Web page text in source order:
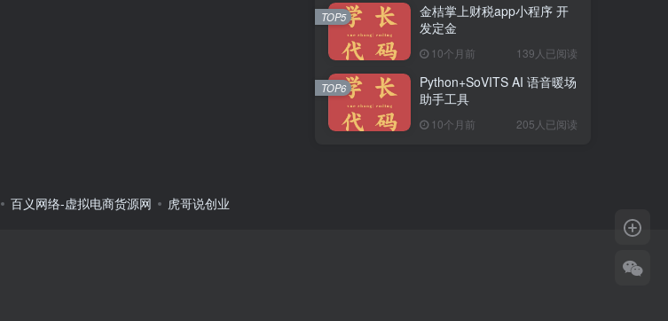
金桔掌上财税app小程序 开
发定金
10个月前 139人已阅读
TOP5
Python+SoVITS AI 语音暖场
助手工具
10个月前 205人已阅读
TOP6
百义网络-虚拟电商货源网 虎哥说创业